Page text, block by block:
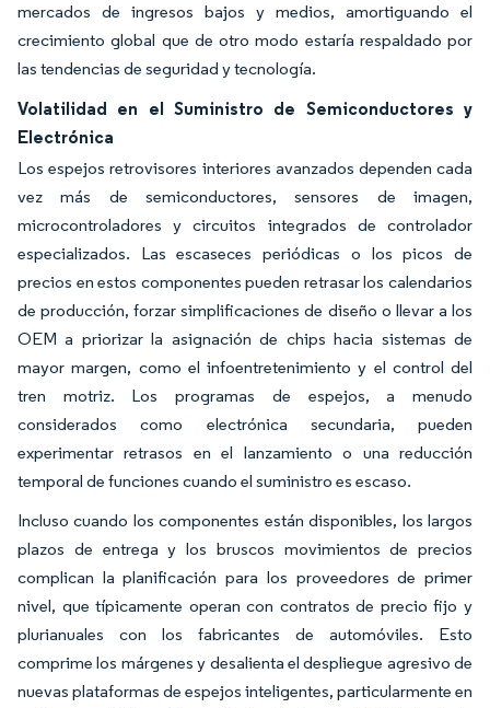
mercados de ingresos bajos y medios, amortiguando el
crecimiento global que de otro modo estaría respaldado por
las tendencias de seguridad y tecnología.
Volatilidad en el Suministro de Semiconductores y
Electrónica
Los espejos retrovisores interiores avanzados dependen cada
vez más de semiconductores, sensores de imagen,
microcontroladores y circuitos integrados de controlador
especializados. Las escaseces periódicas o los picos de
precios en estos componentes pueden retrasar los calendarios
de producción, forzar simplificaciones de diseño o llevar a los
OEM a priorizar la asignación de chips hacia sistemas de
mayor margen, como el infoentretenimiento y el control del
tren motriz. Los programas de espejos, a menudo
considerados como electrónica secundaria, pueden
experimentar retrasos en el lanzamiento o una reducción
temporal de funciones cuando el suministro es escaso.
Incluso cuando los componentes están disponibles, los largos
plazos de entrega y los bruscos movimientos de precios
complican la planificación para los proveedores de primer
nivel, que típicamente operan con contratos de precio fijo y
plurianuales con los fabricantes de automóviles. Esto
comprime los márgenes y desalienta el despliegue agresivo de
nuevas plataformas de espejos inteligentes, particularmente en